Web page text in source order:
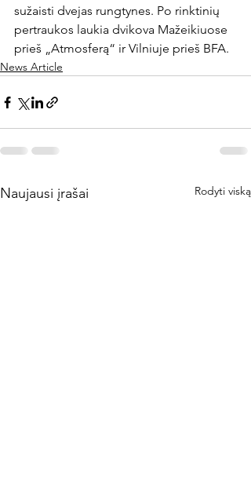
sužaisti dvejas rungtynes. Po rinktinių
pertraukos laukia dvikova Mažeikiuose
prieš „Atmosferą“ ir Vilniuje prieš BFA.
News Article
Naujausi įrašai Rodyti viską